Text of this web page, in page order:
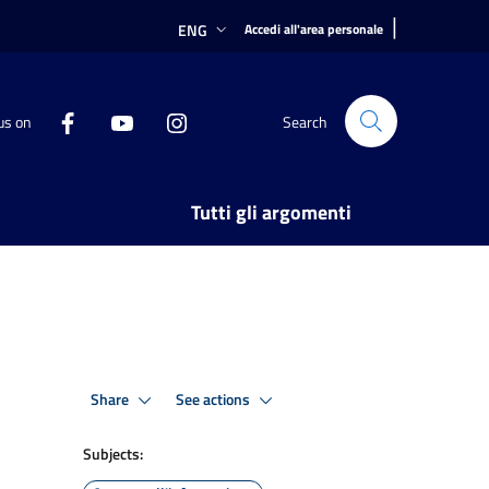
ENG Accedi all'area personale |
on Search
Tutti gli argomenti
Share See actions
Subjects: